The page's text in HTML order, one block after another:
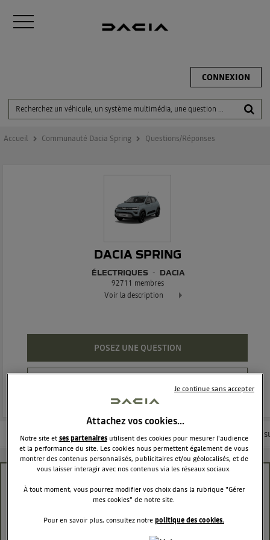
CONNEXION
Accueil Communauté Dacia Spring Questions/Réponses
DACIA SPRING
ÉLECTRIQUES DACIA
92711 membres
Voir la description
POSEZ UNE QUESTION
Les questions de la communauté Nos conseils Les articles
Charge rapide impossible (DC) sur borne
Oceane
Attachez vos cookies…
Notre site etses partenairesutilisent des cookies pour mesurer l'audience
et la performance du site. Les cookies nous permettent également de vous
montrer des contenus personnalisés, publicitaires et/ou géolocalisés, et de
vous laisser interagir avec nos contenus via les réseaux sociaux.
À tout moment, vous pourrez modifier vos choix dans la rubrique "Gérer
mes cookies" de notre site.
Pour en savoir plus, consultez notrepolitique des cookies.
Je continue sans accepter